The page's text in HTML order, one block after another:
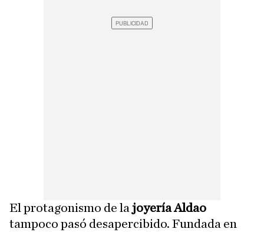
El protagonismo de la joyería Aldao
tampoco pasó desapercibido. Fundada en